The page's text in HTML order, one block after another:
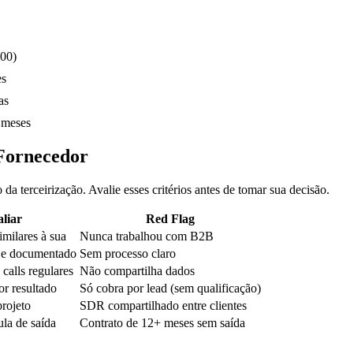
terceirização. Avalie esses critérios antes de tomar sua decisão.
Red Flag
à sua
Nunca trabalhou com B2B
documentado Sem processo claro
regulares Não compartilha dados
resultado
Só cobra por lead (sem qualificação)
SDR compartilhado entre clientes
de saída Contrato de 12+ meses sem saída